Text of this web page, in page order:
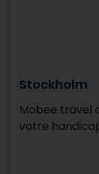
Stockholm
Mobee travel
votre